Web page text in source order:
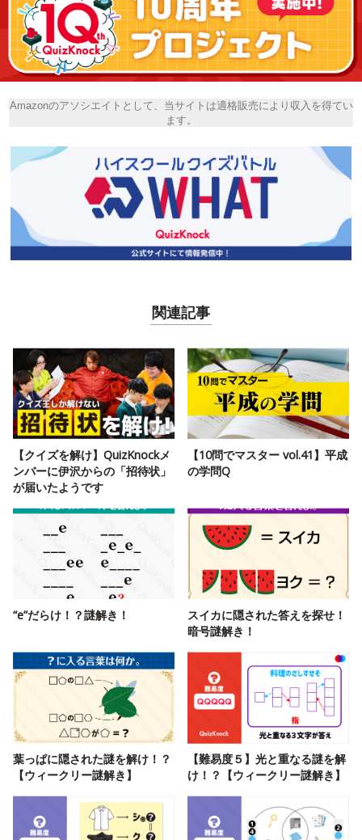
Amazonのアソシエイトとして、当サイトは適格販売により収入を得てい
ます。
関連記事
【クイズを解け】QuizKnockメ
ンバーに伊沢からの「招待状」
が届いたようです
【10問でマスター vol.41】平成
の学問Q
“e”だらけ！？謎解き！
スイカに隠された答えを探せ！
暗号謎解き！
葉っぱに隠された謎を解け！？
【ウィークリー謎解き】
【難易度５】光と重なる謎を解
け！？【ウィークリー謎解き】